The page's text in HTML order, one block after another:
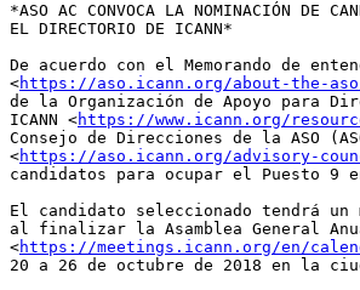
*ASO AC CONVOCA LA NOMINACIÓN DE
EL DIRECTORIO DE ICANN*
De acuerdo con el Memorando de
<https://aso.icann.org/about-the-aso/
de la Organización de Apoyo para
ICANN <https://www.icann.org/
Consejo de Direcciones de la ASO
<https://aso.icann.org/advisory-
candidatos para ocupar el Puesto 9
El candidato seleccionado tendrá un
al finalizar la Asamblea General
<https://meetings.icann.org/en/
20 a 26 de octubre de 2018 en la